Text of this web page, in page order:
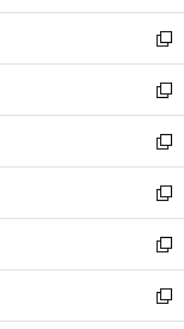
開
く
ウ
で
開
く
ン
ド
ウ
で
開
く
ウ
ィ
ン
ド
ウ
で
開
く
新
し
い
ウ
ィ
ン
ド
ウ
で
開
く
新
し
い
ウ
ィ
ン
ド
ウ
で
開
新
し
い
ウ
ィ
ン
ド
ウ
新
し
い
ウ
ィ
ン
新
し
い
ウ
新